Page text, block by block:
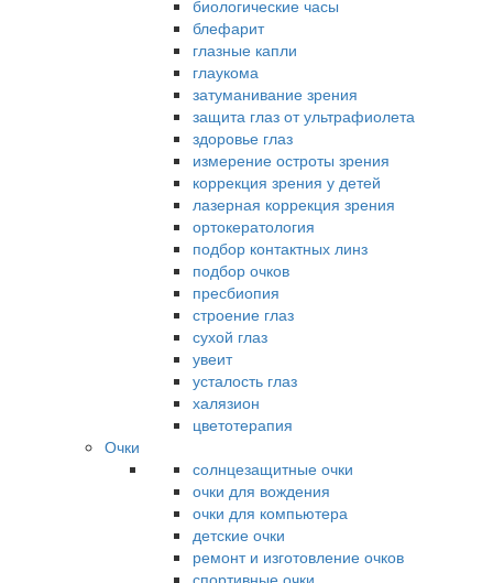
биологические часы
блефарит
глазные капли
глаукома
затуманивание зрения
защита глаз от ультрафиолета
здоровье глаз
измерение остроты зрения
коррекция зрения у детей
лазерная коррекция зрения
ортокератология
подбор контактных линз
подбор очков
пресбиопия
строение глаз
сухой глаз
увеит
усталость глаз
халязион
цветотерапия
Очки
солнцезащитные очки
очки для вождения
очки для компьютера
детские очки
ремонт и изготовление очков